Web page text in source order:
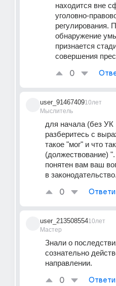
находится вне
уголовно-
регулирования.
обнаружение
признается
совершения
0
user_91467409
Мыслитель
10лет
для начала (без
разберитесь с
такое "мог" и что
(должествование)
понятен вам ваш
в
0
user_213508554
Мастер
10лет
Знали о
сознательно
направлении.
0